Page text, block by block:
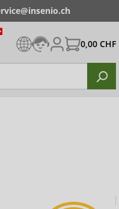
0,00 CHF